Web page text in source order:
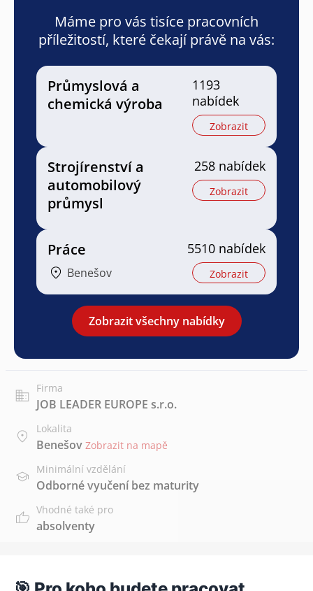
Máme pro vás tisíce pracovních
příležitostí, které čekají právě na vás:
Průmyslová a
chemická výroba
1193
nabídek
Zobrazit
Strojírenství a
automobilový
průmysl
258 nabídek
Zobrazit
Práce
Benešov
5510 nabídek
Zobrazit
Zobrazit všechny nabídky
Firma
JOB LEADER EUROPE s.r.o.
Lokalita
Benešov Zobrazit na mapě
Minimální vzdělání
Odborné vyučení bez maturity
Vhodné také pro
absolventy